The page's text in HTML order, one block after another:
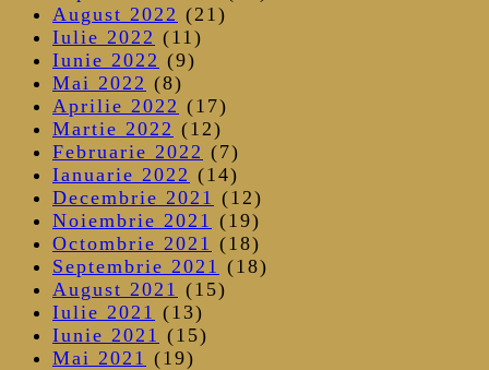
August 2022 (21)
Iulie 2022 (11)
Iunie 2022 (9)
Mai 2022 (8)
Aprilie 2022 (17)
Martie 2022 (12)
Februarie 2022 (7)
Ianuarie 2022 (14)
Decembrie 2021 (12)
Noiembrie 2021 (19)
Octombrie 2021 (18)
Septembrie 2021 (18)
August 2021 (15)
Iulie 2021 (13)
Iunie 2021 (15)
Mai 2021 (19)